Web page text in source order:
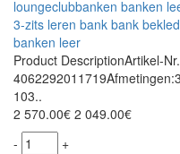
3-zits leren bank bank
banken leer
Product DescriptionArtikel-
103..
2 570.00€ 2 049.00€
-
+